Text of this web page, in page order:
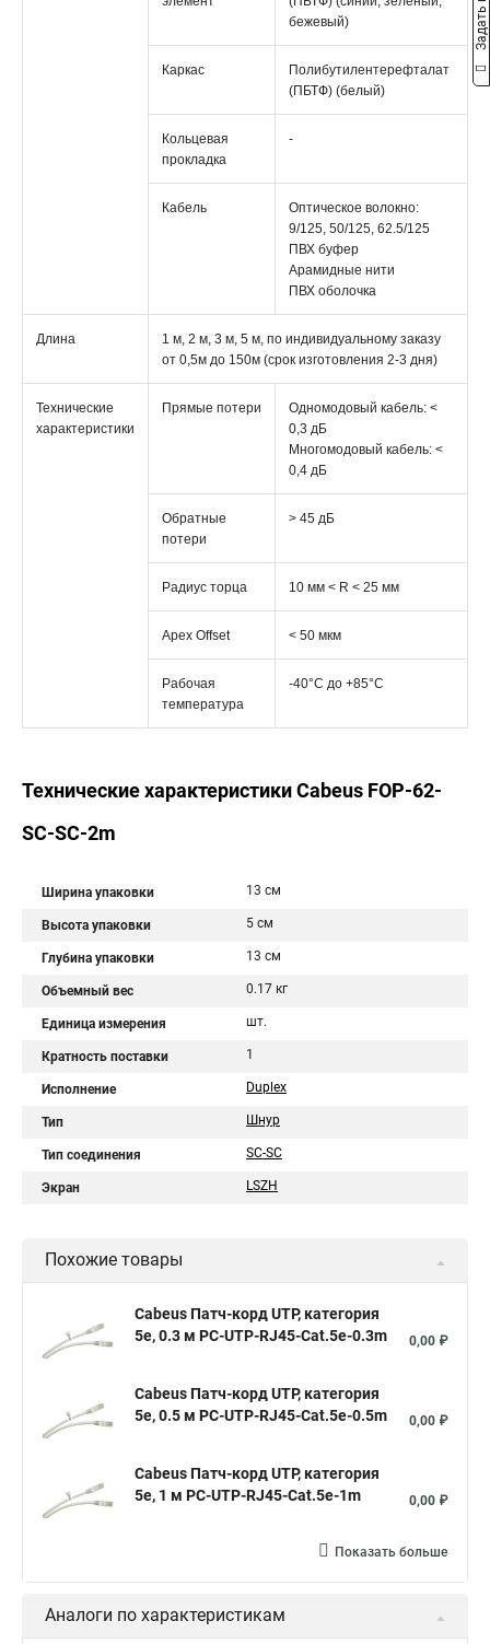
бежевый)
Каркас
Полибутилентерефталат
(ПБТФ) (белый)
Кольцевая
прокладка
-
Кабель
Оптическое волокно:
9/125, 50/125, 62.5/125
ПВХ буфер
Арамидные нити
ПВХ оболочка
Длина
1 м, 2 м, 3 м, 5 м, по индивидуальному заказу
от 0,5м до 150м (срок изготовления 2-3 дня)
Технические
характеристики
Прямые потери
Одномодовый кабель: <
0,3 дБ
Многомодовый кабель: <
0,4 дБ
Обратные
потери
> 45 дБ
Радиус торца 10 мм < R < 25 мм
Apex Offset < 50 мкм
Рабочая
температура
-40°C дo +85°C
Технические характеристики Cabeus FOP-62-
SC-SC-2m
Ширина упаковки 13 см
Высота упаковки 5 см
Глубина упаковки 13 см
Объемный вес 0.17 кг
Единица измерения шт.
Кратность поставки 1
Исполнение Duplex
Тип Шнур
Тип соединения SC-SC
Экран LSZH
Похожие товары
Cabeus Патч-корд UTP, категория
5e, 0.3 м PC-UTP-RJ45-Cat.5e-0.3m
0,00 ₽
Cabeus Патч-корд UTP, категория
5e, 0.5 м PC-UTP-RJ45-Cat.5e-0.5m
0,00 ₽
Cabeus Патч-корд UTP, категория
5e, 1 м PC-UTP-RJ45-Cat.5e-1m
0,00 ₽
Показать больше
Аналоги по характеристикам